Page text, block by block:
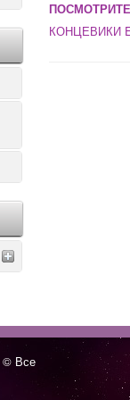
КОНЦЕВИКИ
© Все